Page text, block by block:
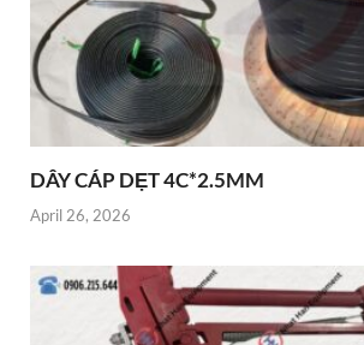
DÂY CÁP DẸT 4C*2.5MM
April 26, 2026